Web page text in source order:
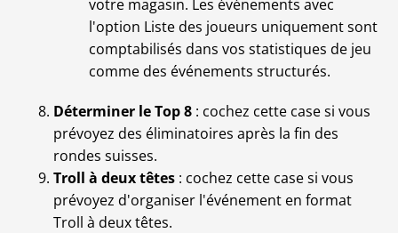
votre magasin. Les événements avec
l'option Liste des joueurs uniquement sont
comptabilisés dans vos statistiques de jeu
comme des événements structurés.
Déterminer le Top 8 : cochez cette case si vous
prévoyez des éliminatoires après la fin des
rondes suisses.
Troll à deux têtes : cochez cette case si vous
prévoyez d'organiser l'événement en format
Troll à deux têtes.